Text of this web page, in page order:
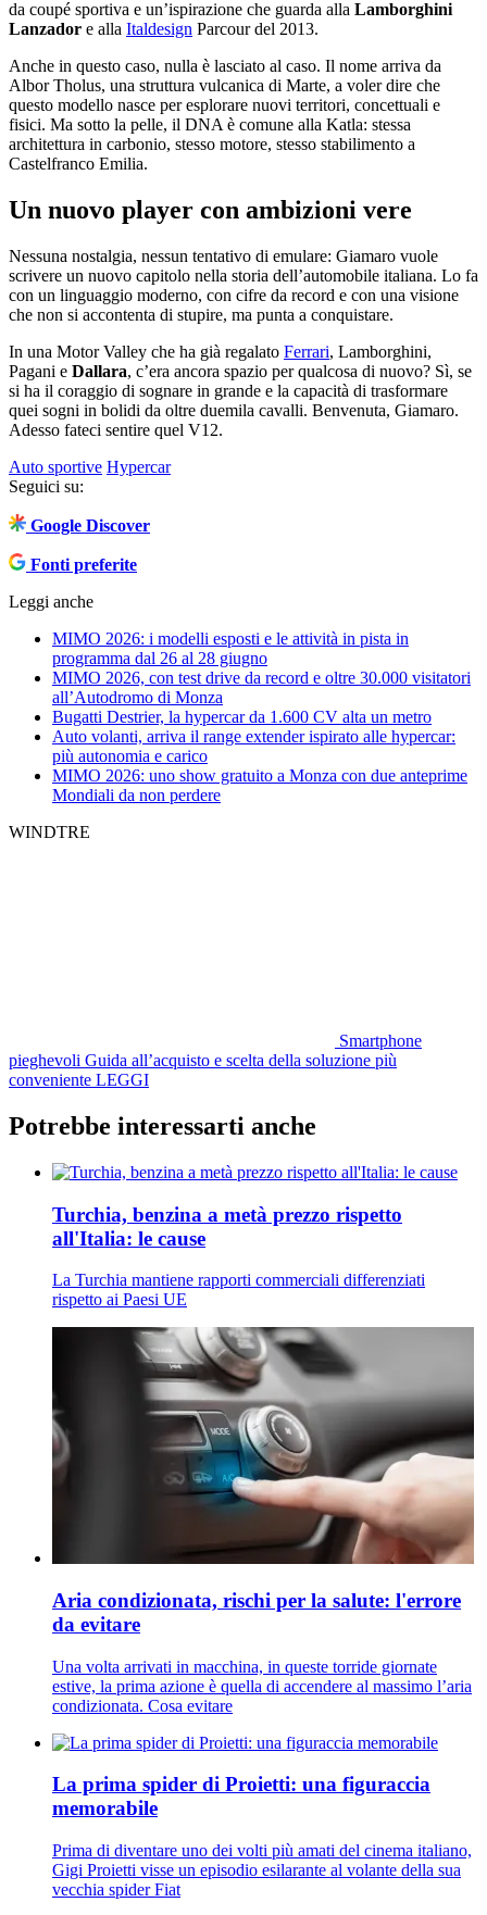
da coupé sportiva e un’ispirazione che guarda alla Lamborghini
Lanzador e alla Italdesign Parcour del 2013.
Anche in questo caso, nulla è lasciato al caso. Il nome arriva da
Albor Tholus, una struttura vulcanica di Marte, a voler dire che
questo modello nasce per esplorare nuovi territori, concettuali e
fisici. Ma sotto la pelle, il DNA è comune alla Katla: stessa
architettura in carbonio, stesso motore, stesso stabilimento a
Castelfranco Emilia.
Un nuovo player con ambizioni vere
Nessuna nostalgia, nessun tentativo di emulare: Giamaro vuole
scrivere un nuovo capitolo nella storia dell’automobile italiana. Lo fa
con un linguaggio moderno, con cifre da record e con una visione
che non si accontenta di stupire, ma punta a conquistare.
In una Motor Valley che ha già regalato Ferrari, Lamborghini,
Pagani e Dallara, c’era ancora spazio per qualcosa di nuovo? Sì, se
si ha il coraggio di sognare in grande e la capacità di trasformare
quei sogni in bolidi da oltre duemila cavalli. Benvenuta, Giamaro.
Adesso fateci sentire quel V12.
Auto sportive Hypercar
Seguici su:
Google Discover
Fonti preferite
Leggi anche
MIMO 2026: i modelli esposti e le attività in pista in
programma dal 26 al 28 giugno
MIMO 2026, con test drive da record e oltre 30.000 visitatori
all’Autodromo di Monza
Bugatti Destrier, la hypercar da 1.600 CV alta un metro
Auto volanti, arriva il range extender ispirato alle hypercar:
più autonomia e carico
MIMO 2026: uno show gratuito a Monza con due anteprime
Mondiali da non perdere
WINDTRE
Smartphone
pieghevoli Guida all’acquisto e scelta della soluzione più
conveniente LEGGI
Potrebbe interessarti anche
Turchia, benzina a metà prezzo rispetto
all'Italia: le cause
La Turchia mantiene rapporti commerciali differenziati
rispetto ai Paesi UE
Aria condizionata, rischi per la salute: l'errore
da evitare
Una volta arrivati in macchina, in queste torride giornate
estive, la prima azione è quella di accendere al massimo l’aria
condizionata. Cosa evitare
La prima spider di Proietti: una figuraccia
memorabile
Prima di diventare uno dei volti più amati del cinema italiano,
Gigi Proietti visse un episodio esilarante al volante della sua
vecchia spider Fiat